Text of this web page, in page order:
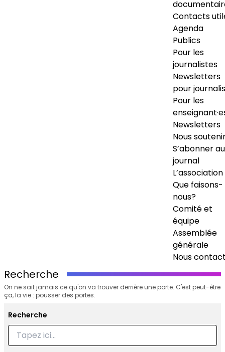
Contacts
Agenda
Publics
Pour les
journalistes
Newsletters
pour
Pour les
Newsletters
Nous
S’abonner au
journal
L’association
Que faisons-
nous?
Comité et
équipe
Assemblée
générale
Nous
Recherche
On ne sait jamais ce qu'on va trouver derrière une porte. C'est peut-être
ça, la vie : pousser des portes.
Recherche
Recherche